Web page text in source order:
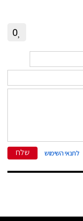
0
לתנאי השימוש שלח